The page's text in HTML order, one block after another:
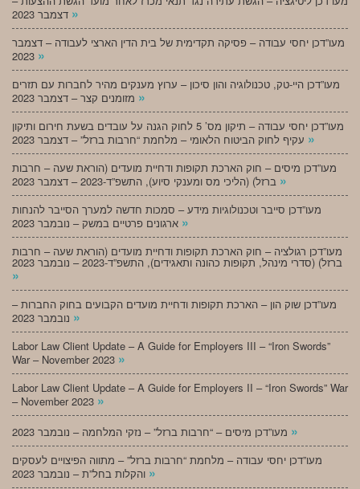
»
מעו”דכן יחסי עבודה – פסיקה תקדימית של בית הדין הארצי לעבודה – דצמבר
»
מעו”דכן היי-טק, טכנולוגיה והון סיכון – ערוץ מענקים מהיר לחברות עם תזרים
»
מעו”דכן יחסי עבודה – תיקון מס’ 5 לחוק הגנה על עובדים בשעת חירום ותיקון
»
מעו”דכן מיסים – חוק הארכת תקופות ודחיית מועדים (הוראת שעה – חרבות
»
מעו”דכן סייבר וטכנולוגיות מידע – סמכות חדשה למערך הסייבר להנחות
»
מעו”דכן רגולציה – חוק הארכת תקופות ודחיית מועדים (הוראת שעה – חרבות
ברזל) (סדרי מינהל, תקופות כהונה ותאגידים), התשפ”ד-2023 – נובמבר 2023
»
מעו”דכן שוק הון – הארכת תקופות ודחיית מועדים הקבועים בחוק החברות –
»
Labor Law Client Update – A Guide for Employers III – “Iron Swords”
War – November 2023 »
Labor Law Client Update – A Guide for Employers II – “Iron Swords” War
– November 2023 »
»
מעו”דכן יחסי עבודה – מלחמת “חרבות ברזל” – מתווה הפיצויים לעסקים
»